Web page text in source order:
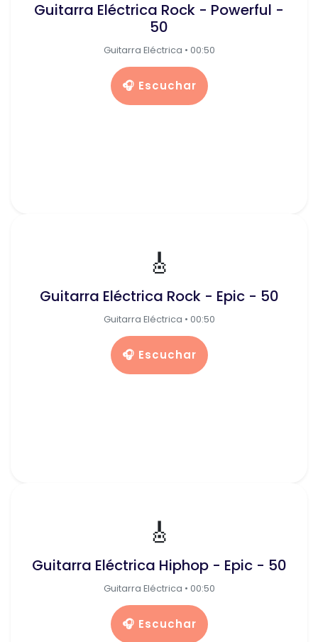
Guitarra Eléctrica Rock - Powerful -
50
Guitarra Eléctrica • 00:50
🎧 Escuchar
🎸
Guitarra Eléctrica Rock - Epic - 50
Guitarra Eléctrica • 00:50
🎧 Escuchar
🎸
Guitarra Eléctrica Hiphop - Epic - 50
Guitarra Eléctrica • 00:50
🎧 Escuchar